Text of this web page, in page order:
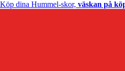
Köp dina Hummel-skor, väskan på